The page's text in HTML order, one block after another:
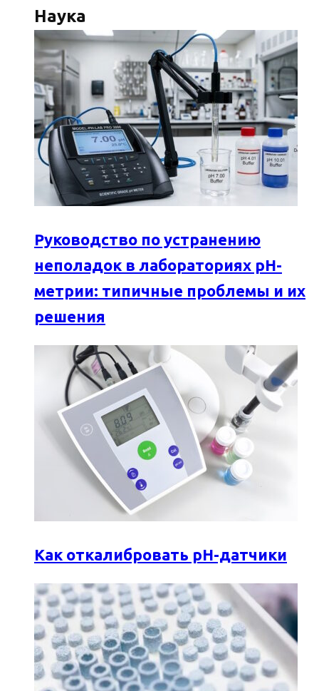
Наука
Руководство по устранению
неполадок в лабораториях pH-
метрии: типичные проблемы и их
решения
Как откалибровать pH-датчики